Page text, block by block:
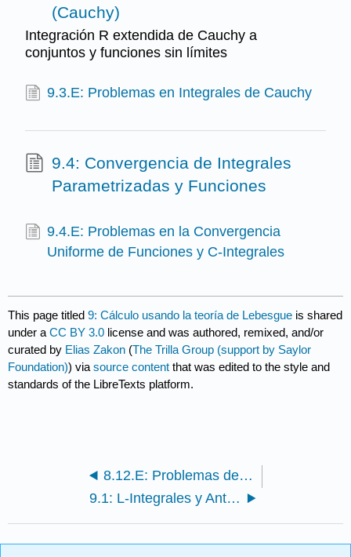
(Cauchy)
Integración R extendida de Cauchy a
conjuntos y funciones sin límites
9.3.E: Problemas en Integrales de Cauchy
9.4: Convergencia de Integrales
Parametrizadas y Funciones
9.4.E: Problemas en la Convergencia
Uniforme de Funciones y C-Integrales
This page titled9: Cálculo usando la teoría de Lebesgue is shared
under aCC BY 3.0 license and was authored, remixed, and/or
curated by Elias Zakon (The Trilla Group (support by Saylor
Foundation)) viasource content that was edited to the style and
standards of the LibreTexts platform.
8.12.E: Problemas de Diferenciación y Temas Relacionados
9.1: L-Integrales y Antiderivados